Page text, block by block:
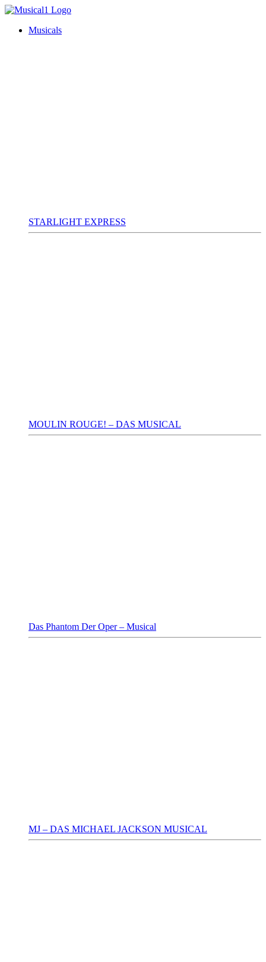
Musicals
STARLIGHT EXPRESS
MOULIN ROUGE! – DAS MUSICAL
Das Phantom Der Oper – Musical
MJ – DAS MICHAEL JACKSON MUSICAL